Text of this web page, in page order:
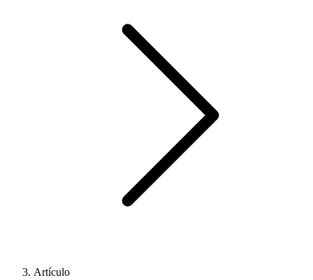
Artículo